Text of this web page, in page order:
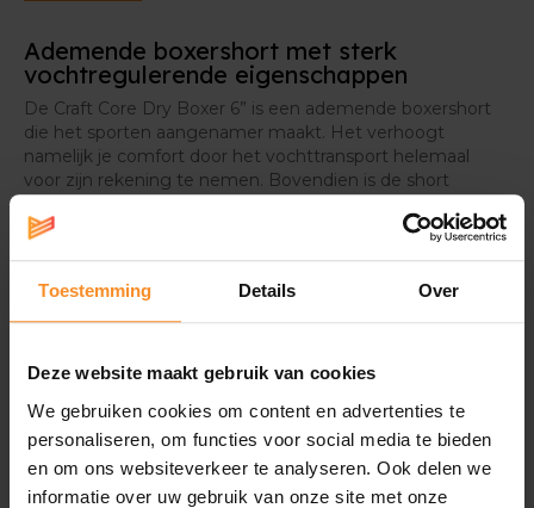
Toestemming Details Over
Deze website maakt gebruik van cookies
We gebruiken cookies om content en advertenties te
personaliseren, om functies voor social media te bieden
en om ons websiteverkeer te analyseren. Ook delen we
informatie over uw gebruik van onze site met onze
Ademende boxershort met sterk
vochtregulerende eigenschappen
De Craft Core Dry Boxer 6” is een ademende boxershort
die het sporten aangenamer maakt. Het verhoogt
namelijk je comfort door het vochttransport helemaal
voor zijn rekening te nemen. Bovendien is de short
6 inches
Dit model is iets langer qua beenlengte dan de Craft
Wat je misschien ook leuk vindt